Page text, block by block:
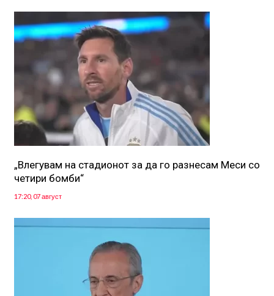
„Влегувам на стадионот за да го разнесам Меси со
четири бомби“
17:20, 07 август